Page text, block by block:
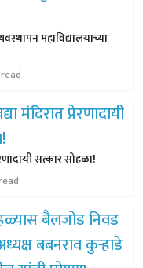
महाविद्यालयाच्या
सत्कार सोहळा!